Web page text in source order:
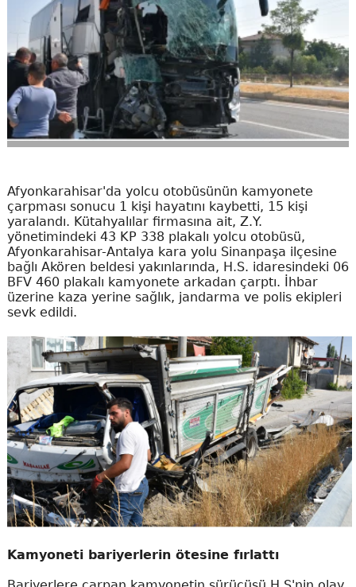
Afyonkarahisar'da yolcu otobüsünün kamyonete
çarpması sonucu 1 kişi hayatını kaybetti, 15 kişi
yaralandı. Kütahyalılar firmasına ait, Z.Y.
yönetimindeki 43 KP 338 plakalı yolcu otobüsü,
Afyonkarahisar-Antalya kara yolu Sinanpaşa ilçesine
bağlı Akören beldesi yakınlarında, H.S. idaresindeki 06
BFV 460 plakalı kamyonete arkadan çarptı. İhbar
üzerine kaza yerine sağlık, jandarma ve polis ekipleri
sevk edildi.
Kamyoneti bariyerlerin ötesine fırlattı